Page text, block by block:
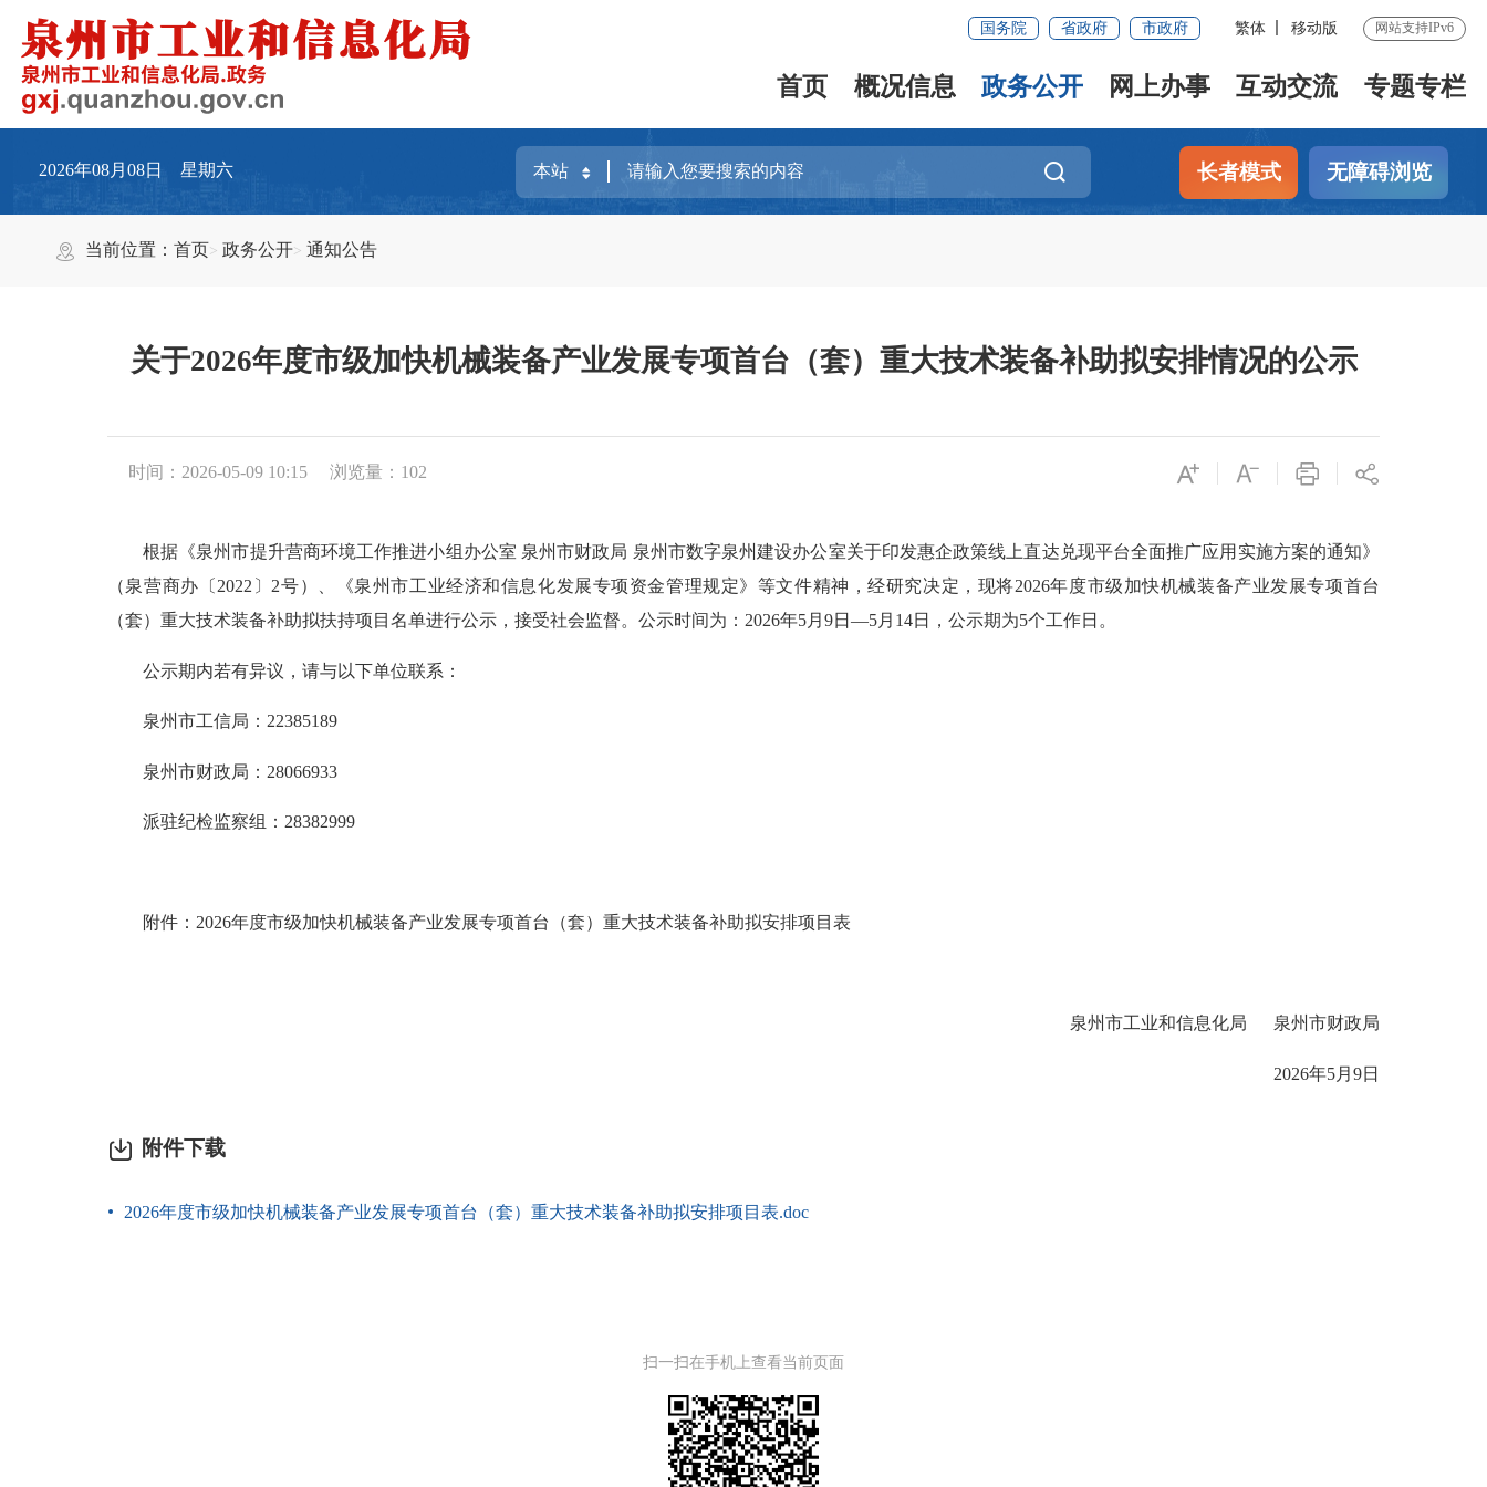
国务院 省政府 市政府 繁体 移动版 网站支持IPv6
首页 概况信息 政务公开 网上办事 互动交流 专题专栏
2026年08月08日 星期六 长者模式 无障碍浏览
当前位置：首页 政务公开 通知公告
关于2026年度市级加快机械装备产业发展专项首台（套）重大技术装备补助拟安排情况的公示
时间：2026-05-09 10:15 浏览量： 102
根据《泉州市提升营商环境工作推进小组办公室 泉州市财政局 泉州市数字泉州建设办公室关于印发惠企政策线上直达兑现平台全面推广应用实施方案的通知》
（泉营商办〔2022〕2号）、《泉州市工业经济和信息化发展专项资金管理规定》等文件精神，经研究决定，现将2026年度市级加快机械装备产业发展专项首台
（套）重大技术装备补助拟扶持项目名单进行公示，接受社会监督。公示时间为：2026年5月9日—5月14日，公示期为5个工作日。
公示期内若有异议，请与以下单位联系：
泉州市工信局：22385189
泉州市财政局：28066933
派驻纪检监察组：28382999
附件：2026年度市级加快机械装备产业发展专项首台（套）重大技术装备补助拟安排项目表
泉州市工业和信息化局 泉州市财政局
2026年5月9日
附件下载
2026年度市级加快机械装备产业发展专项首台（套）重大技术装备补助拟安排项目表.doc
扫一扫在手机上查看当前页面